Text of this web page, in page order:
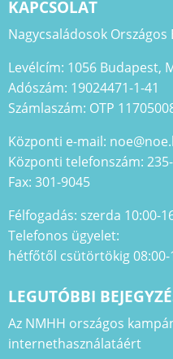
KAPCSOLAT
Nagycsaládosok Országos
Levélcím: 1056 Budapest,
Adószám: 19024471-1-41
Számlaszám: OTP
Központi e-mail:
Központi telefonszám:
Fax: 301-9045
Félfogadás: szerda 10:00-
Telefonos ügyelet:
hétfőtől csütörtökig 08:00-
LEGUTÓBBI
Az NMHH országos
internethasználatáért